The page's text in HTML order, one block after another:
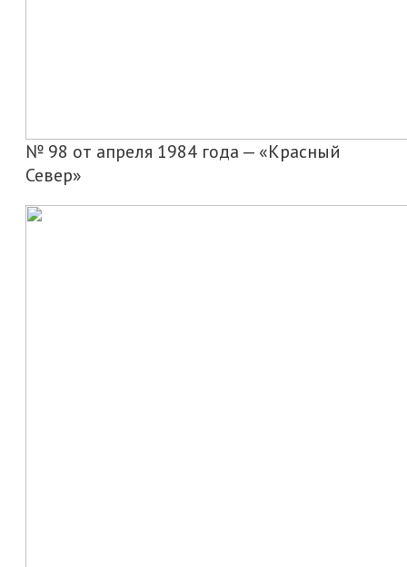
№ 98 от апреля 1984 года — «Красный
Север»